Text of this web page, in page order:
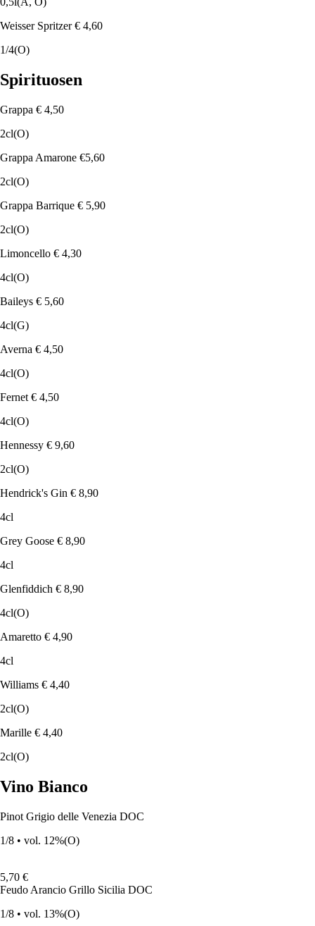
Weisser Spritzer € 4,60
1/4(O)
Spirituosen
Grappa € 4,50
2cl(O)
Grappa Amarone €5,60
2cl(O)
Grappa Barrique € 5,90
2cl(O)
Limoncello € 4,30
4cl(O)
Baileys € 5,60
4cl(G)
Averna € 4,50
4cl(O)
Fernet € 4,50
4cl(O)
Hennessy € 9,60
2cl(O)
Hendrick's Gin € 8,90
4cl
Grey Goose € 8,90
4cl
Glenfiddich € 8,90
4cl(O)
Amaretto € 4,90
4cl
Williams € 4,40
2cl(O)
Marille € 4,40
2cl(O)
Vino Bianco
Pinot Grigio delle Venezia DOC
1/8 • vol. 12%(O)
5,70 €
Feudo Arancio Grillo Sicilia DOC
1/8 • vol. 13%(O)